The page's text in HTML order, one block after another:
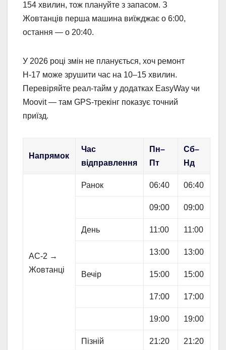
154 хвилин, тож плануйте з запасом. З
Жовтанців перша машина виїжджає о 6:00,
остання — о 20:40.
У 2026 році змін не планується, хоч ремонт
Н-17 може зрушити час на 10–15 хвилин.
Перевіряйте реал-тайм у додатках EasyWay чи
Moovit — там GPS-трекінг показує точний
приїзд.
Напрямок
Час
відправлення
Пн–
Пт
Сб–
Нд
АС-2 →
Жовтанці
Ранок 06:40 06:40
09:00 09:00
День 11:00 11:00
13:00 13:00
Вечір 15:00 15:00
17:00 17:00
19:00 19:00
Пізній 21:20 21:20